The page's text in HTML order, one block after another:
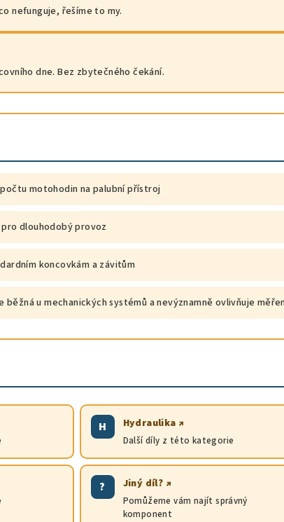
nefunguje, řešíme to my.
dne. Bez zbytečného čekání.
motohodin na palubní přístroj
dlouhodobý provoz
koncovkám a závitům
běžná u mechanických systémů a nevýznamně ovlivňuje
H Hydraulika ↗
Další díly z této kategorie
? Jiný díl? ↗
Pomůžeme vám najít správný
komponent